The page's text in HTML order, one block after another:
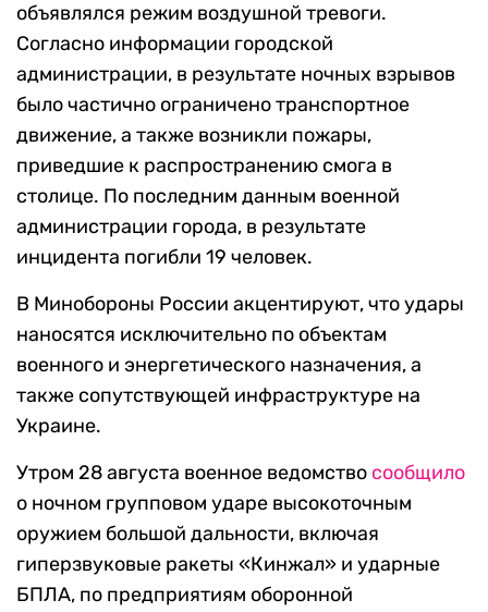
объявлялся режим воздушной тревоги.
Согласно информации городской
администрации, в результате ночных взрывов
было частично ограничено транспортное
движение, а также возникли пожары,
приведшие к распространению смога в
столице. По последним данным военной
администрации города, в результате
инцидента погибли 19 человек.
В Минобороны России акцентируют, что удары
наносятся исключительно по объектам
военного и энергетического назначения, а
также сопутствующей инфраструктуре на
Украине.
Утром 28 августа военное ведомство сообщило
о ночном групповом ударе высокоточным
оружием большой дальности, включая
гиперзвуковые ракеты «Кинжал» и ударные
БПЛА, по предприятиям оборонной